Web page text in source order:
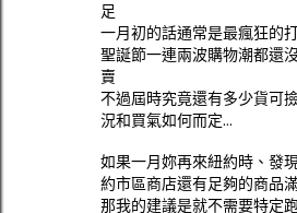
足
一月初的話通常是最瘋狂的
聖誕節一連兩波購物潮都還
賣
不過屆時究竟還有多少貨可
況和買氣如何而定...
如果一月妳再來紐約時、發
約市區商店還有足夠的商品
那我的建議是就不需要特定